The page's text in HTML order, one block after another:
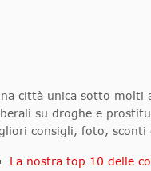
città unica sotto molti
su droghe e
consigli, foto, sconti
La nostra top 10 delle